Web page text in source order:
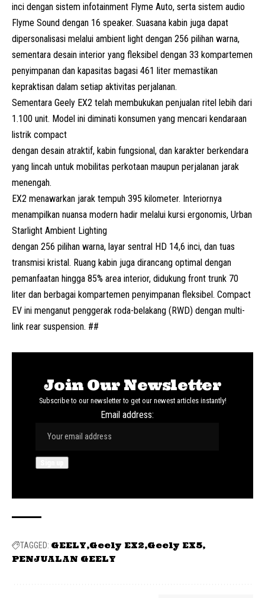
inci dengan sistem infotainment Flyme Auto, serta sistem audio
Flyme Sound dengan 16 speaker. Suasana kabin juga dapat
dipersonalisasi melalui ambient light dengan 256 pilihan warna,
sementara desain interior yang fleksibel dengan 33 kompartemen
penyimpanan dan kapasitas bagasi 461 liter memastikan
kepraktisan dalam setiap aktivitas perjalanan.
Sementara Geely EX2 telah membukukan penjualan ritel lebih dari
1.100 unit. Model ini diminati konsumen yang mencari kendaraan
listrik compact
dengan desain atraktif, kabin fungsional, dan karakter berkendara
yang lincah untuk mobilitas perkotaan maupun perjalanan jarak
menengah.
EX2 menawarkan jarak tempuh 395 kilometer. Interiornya
menampilkan nuansa modern hadir melalui kursi ergonomis, Urban
Starlight Ambient Lighting
dengan 256 pilihan warna, layar sentral HD 14,6 inci, dan tuas
transmisi kristal. Ruang kabin juga dirancang optimal dengan
pemanfaatan hingga 85% area interior, didukung front trunk 70
liter dan berbagai kompartemen penyimpanan fleksibel. Compact
EV ini menganut penggerak roda-belakang (RWD) dengan multi-
link rear suspension. ##
Join Our Newsletter
Subscribe to our newsletter to get our newest articles instantly!
Email address:
TAGGED: GEELY Geely EX2 Geely EX5
PENJUALAN GEELY